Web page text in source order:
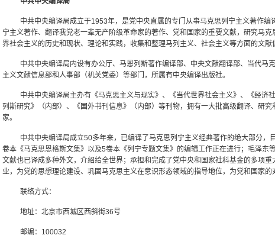
中共中央编译局成立于1953年，是党中央直属的专门从事马克思列宁主义著作编
宁主义著作、翻译我党老一辈无产阶级革命家的著作、党和国家的重要文献，研究马
界社会主义的历史和现状、理论和实践，收集和整理马列主义、社会主义等方面的文献
中共中央编译局内设有办公厅、马恩列斯著作编译部、中央文献翻译部、当代马
主义文献信息部和人事部（机关党委）等部门，所属有中央编译出版社。
中共中央编译局主办有《马克思主义与现实》、《当代世界社会主义》、《经济
列斯研究》（内部）、《国外书刊信息》（内部）等刊物，拥有一大批高级翻译、研
家。
中共中央编译局成立50多年来，已编译了马克思列宁主义经典著作的绝大部分，
卷本《马克思恩格斯文集》以及5卷本《列宁专题文集》的编辑工作正在进行；毛泽东
文献也已译成多种外文，介绍给全世界；承担和完成了党中央和国家社科基金的多项
业，为党的思想理论建设、巩固马克思主义在意识形态领域的指导地位，为党和国家的
联络方式：
地址：北京市西城区西斜街36号
邮编：100032